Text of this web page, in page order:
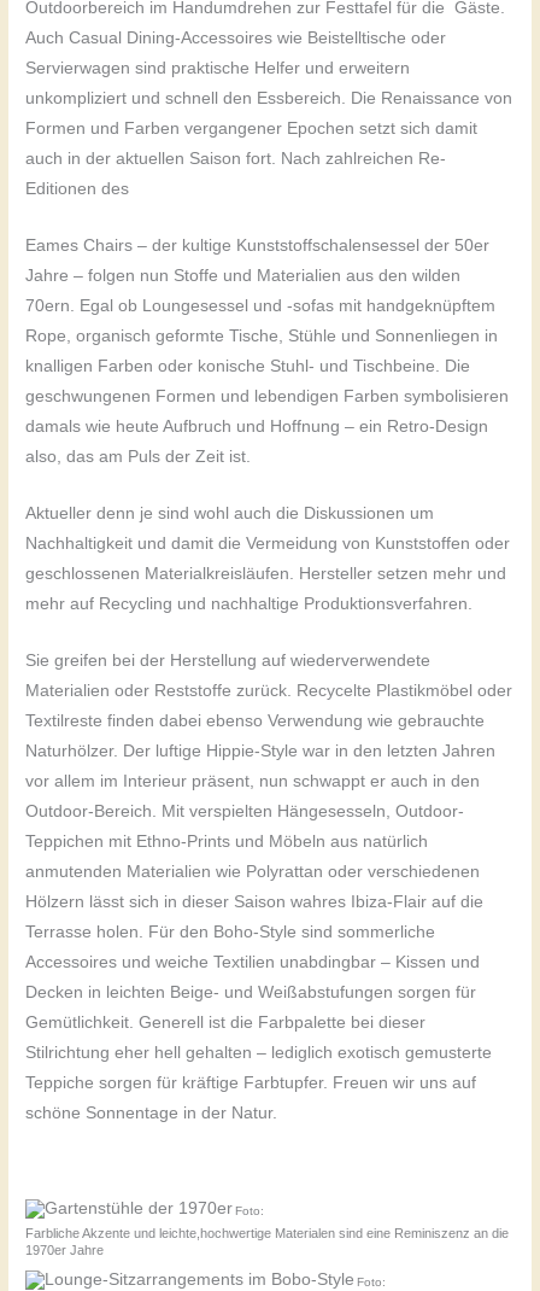
Outdoorbereich im Handumdrehen zur Festtafel für die Gäste.
Auch Casual Dining-Accessoires wie Beistelltische oder
Servierwagen sind praktische Helfer und erweitern
unkompliziert und schnell den Essbereich. Die Renaissance von
Formen und Farben vergangener Epochen setzt sich damit
auch in der aktuellen Saison fort. Nach zahlreichen Re-
Editionen des
Eames Chairs – der kultige Kunststoffschalensessel der 50er
Jahre – folgen nun Stoffe und Materialien aus den wilden
70ern. Egal ob Loungesessel und -sofas mit handgeknüpftem
Rope, organisch geformte Tische, Stühle und Sonnenliegen in
knalligen Farben oder konische Stuhl- und Tischbeine. Die
geschwungenen Formen und lebendigen Farben symbolisieren
damals wie heute Aufbruch und Hoffnung – ein Retro-Design
also, das am Puls der Zeit ist.
Aktueller denn je sind wohl auch die Diskussionen um
Nachhaltigkeit und damit die Vermeidung von Kunststoffen oder
geschlossenen Materialkreisläufen. Hersteller setzen mehr und
mehr auf Recycling und nachhaltige Produktionsverfahren.
Sie greifen bei der Herstellung auf wiederverwendete
Materialien oder Reststoffe zurück. Recycelte Plastikmöbel oder
Textilreste finden dabei ebenso Verwendung wie gebrauchte
Naturhölzer. Der luftige Hippie-Style war in den letzten Jahren
vor allem im Interieur präsent, nun schwappt er auch in den
Outdoor-Bereich. Mit verspielten Hängesesseln, Outdoor-
Teppichen mit Ethno-Prints und Möbeln aus natürlich
anmutenden Materialien wie Polyrattan oder verschiedenen
Hölzern lässt sich in dieser Saison wahres Ibiza-Flair auf die
Terrasse holen. Für den Boho-Style sind sommerliche
Accessoires und weiche Textilien unabdingbar – Kissen und
Decken in leichten Beige- und Weißabstufungen sorgen für
Gemütlichkeit. Generell ist die Farbpalette bei dieser
Stilrichtung eher hell gehalten – lediglich exotisch gemusterte
Teppiche sorgen für kräftige Farbtupfer. Freuen wir uns auf
schöne Sonnentage in der Natur.
Foto:
Farbliche Akzente und leichte,hochwertige Materialen sind eine Reminiszenz an die
1970er Jahre
Foto: